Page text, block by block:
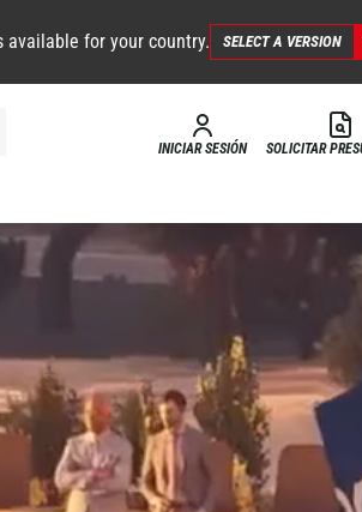
for your country. SELECT A VERSION
INICIAR SESIÓN SOLICITAR